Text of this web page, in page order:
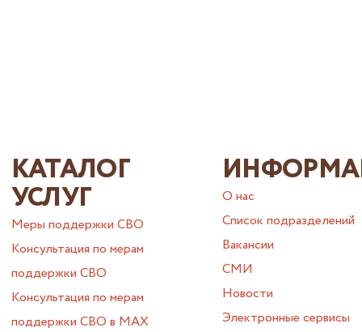
КАТАЛОГ
УСЛУГ
Меры поддержки СВО
Консультация по мерам
поддержки СВО
Консультация по мерам
поддержки СВО в МАХ
О нас
Список подразделений
Вакансии
СМИ
Новости
Электронные сервисы